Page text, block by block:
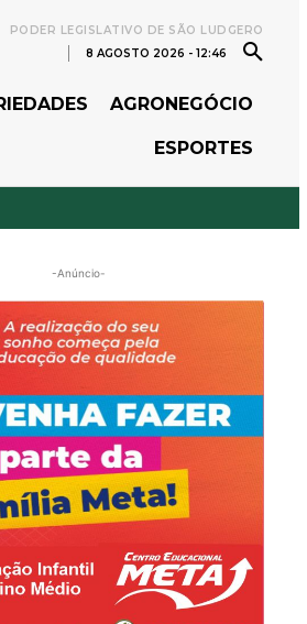
PODER LEGISLATIVO DE SÃO LUDGERO
8 AGOSTO 2026 - 12:46
AGRONEGÓCIO
ESPORTES
-Anúncio-